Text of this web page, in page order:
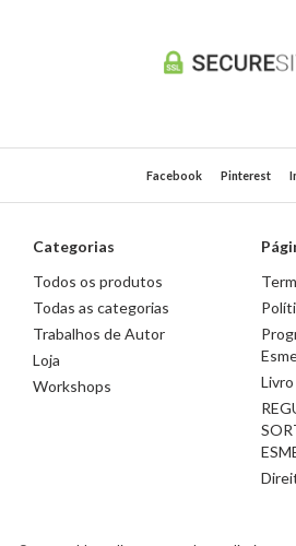
Facebook Pinterest
Categorias
Todos os produtos
Todas as categorias
Trabalhos de Autor
Loja
Workshops